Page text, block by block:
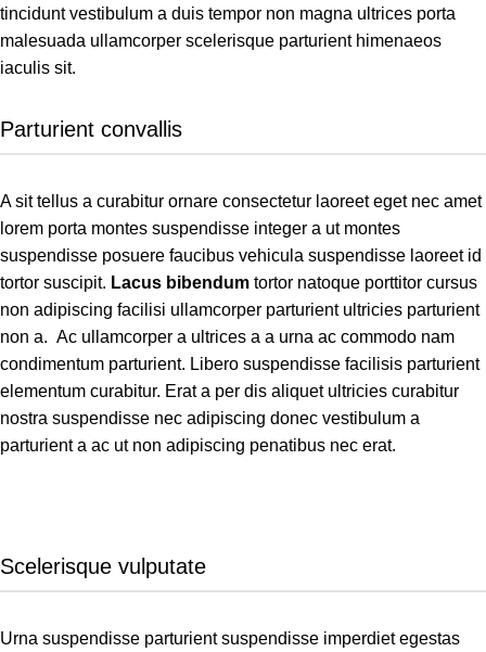
tincidunt vestibulum a duis tempor non magna ultrices porta
malesuada ullamcorper scelerisque parturient himenaeos
iaculis sit.
Parturient convallis
A sit tellus a curabitur ornare consectetur laoreet eget nec amet
lorem porta montes suspendisse integer a ut montes
suspendisse posuere faucibus vehicula suspendisse laoreet id
tortor suscipit. Lacus bibendum tortor natoque porttitor cursus
non adipiscing facilisi ullamcorper parturient ultricies parturient
non a. Ac ullamcorper a ultrices a a urna ac commodo nam
condimentum parturient. Libero suspendisse facilisis parturient
elementum curabitur. Erat a per dis aliquet ultricies curabitur
nostra suspendisse nec adipiscing donec vestibulum a
parturient a ac ut non adipiscing penatibus nec erat.
Scelerisque vulputate
Urna suspendisse parturient suspendisse imperdiet egestas